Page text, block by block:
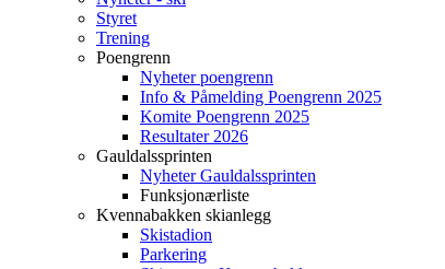
Styret
Trening
Poengrenn
Nyheter poengrenn
Info & Påmelding Poengrenn 2025
Komite Poengrenn 2025
Resultater 2026
Gauldalssprinten
Nyheter Gauldalssprinten
Funksjonærliste
Kvennabakken skianlegg
Skistadion
Parkering